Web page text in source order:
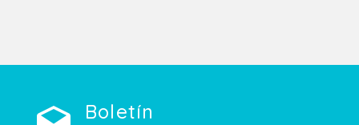
Boletín